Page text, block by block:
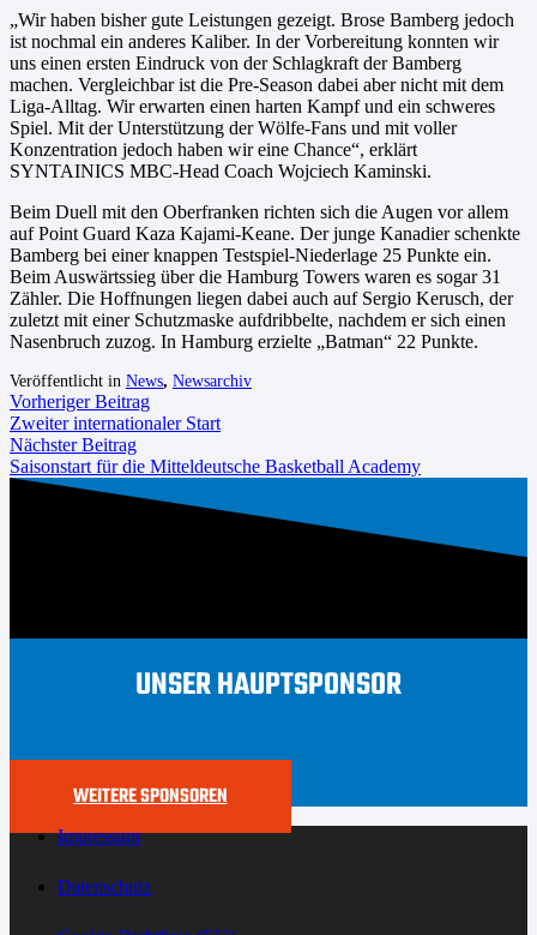
„Wir haben bisher gute Leistungen gezeigt. Brose Bamberg jedoch
ist nochmal ein anderes Kaliber. In der Vorbereitung konnten wir
uns einen ersten Eindruck von der Schlagkraft der Bamberg
machen. Vergleichbar ist die Pre-Season dabei aber nicht mit dem
Liga-Alltag. Wir erwarten einen harten Kampf und ein schweres
Spiel. Mit der Unterstützung der Wölfe-Fans und mit voller
Konzentration jedoch haben wir eine Chance“, erklärt
SYNTAINICS MBC-Head Coach Wojciech Kaminski.
Beim Duell mit den Oberfranken richten sich die Augen vor allem
auf Point Guard Kaza Kajami-Keane. Der junge Kanadier schenkte
Bamberg bei einer knappen Testspiel-Niederlage 25 Punkte ein.
Beim Auswärtssieg über die Hamburg Towers waren es sogar 31
Zähler. Die Hoffnungen liegen dabei auch auf Sergio Kerusch, der
zuletzt mit einer Schutzmaske aufdribbelte, nachdem er sich einen
Nasenbruch zuzog. In Hamburg erzielte „Batman“ 22 Punkte.
Veröffentlicht in News, Newsarchiv
Vorheriger Beitrag
Zweiter internationaler Start
Nächster Beitrag
Saisonstart für die Mitteldeutsche Basketball Academy
UNSER HAUPTSPONSOR
WEITERE SPONSOREN
Impressum
Datenschutz